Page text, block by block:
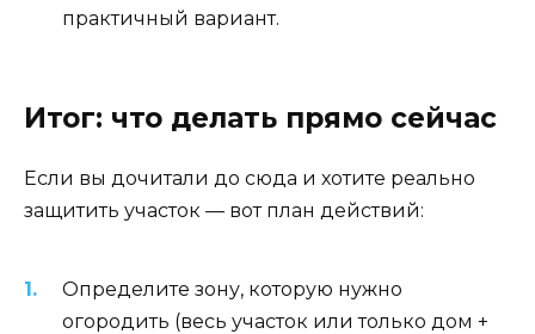
практичный вариант.
Итог: что делать прямо сейчас
Если вы дочитали до сюда и хотите реально
защитить участок — вот план действий:
Определите зону, которую нужно
огородить (весь участок или только дом +